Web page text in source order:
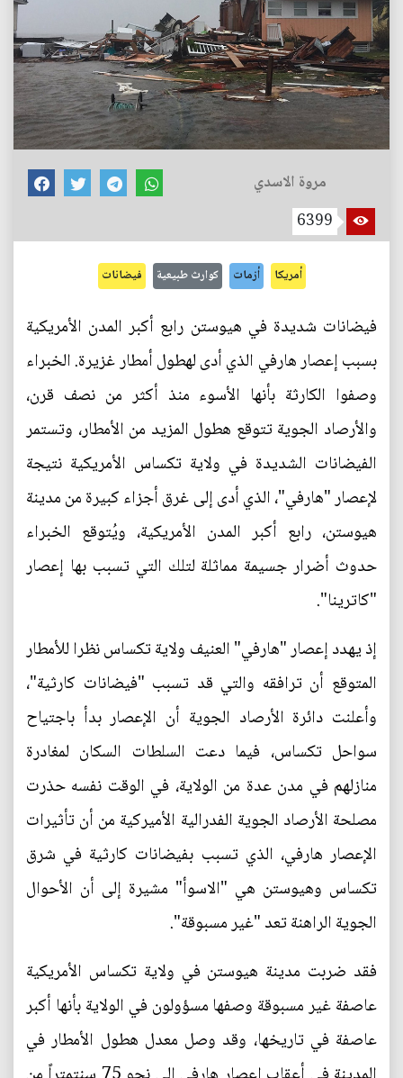
مروة الاسدي
6399
أمريكا أزمات كوارث طبيعية فيضانات
فيضانات شديدة في هيوستن رابع أكبر المدن الأمريكية
بسبب إعصار هارفي الذي أدى لهطول أمطار غزيرة. الخبراء
وصفوا الكارثة بأنها الأسوء منذ أكثر من نصف قرن،
والأرصاد الجوية تتوقع هطول المزيد من الأمطار، وتستمر
الفيضانات الشديدة في ولاية تكساس الأمريكية نتيجة
لإعصار "هارفي"، الذي أدى إلى غرق أجزاء كبيرة من مدينة
هيوستن، رابع أكبر المدن الأمريكية، ويُتوقع الخبراء
حدوث أضرار جسيمة مماثلة لتلك التي تسبب بها إعصار
"كاترينا".
إذ يهدد إعصار "هارفي" العنيف ولاية تكساس نظرا للأمطار
المتوقع أن ترافقه والتي قد تسبب "فيضانات كارثية"،
وأعلنت دائرة الأرصاد الجوية أن الإعصار بدأ باجتياح
سواحل تكساس، فيما دعت السلطات السكان لمغادرة
منازلهم في مدن عدة من الولاية، في الوقت نفسه حذرت
مصلحة الأرصاد الجوية الفدرالية الأميركية من أن تأثيرات
الإعصار هارفي، الذي تسبب بفيضانات كارثية في شرق
تكساس وهيوستن هي "الاسوأ" مشيرة إلى أن الأحوال
الجوية الراهنة تعد "غير مسبوقة".
فقد ضربت مدينة هيوستن في ولاية تكساس الأمريكية
عاصفة غير مسبوقة وصفها مسؤولون في الولاية بأنها أكبر
عاصفة في تاريخها، وقد وصل معدل هطول الأمطار في